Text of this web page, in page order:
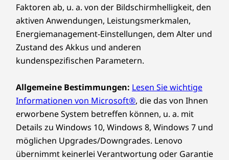
Rundum abgesichert
Faktoren ab, u. a. von der Bildschirmhelligkeit, den
aktiven Anwendungen, Leistungsmerkmalen,
Energiemanagement-Einstellungen, dem Alter und
Zustand des Akkus und anderen
kundenspezifischen Parametern.
Allgemeine Bestimmungen: Lesen Sie wichtige
Informationen von Microsoft®, die das von Ihnen
erworbene System betreffen können, u. a. mit
Details zu Windows 10, Windows 8, Windows 7 und
möglichen Upgrades/Downgrades. Lenovo
übernimmt keinerlei Verantwortung oder Garantie